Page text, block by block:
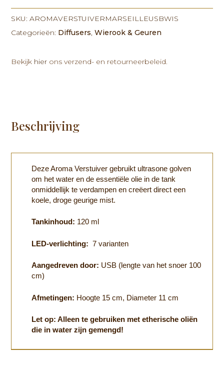
SKU:AROMAVERSTUIVERMARSEILLEUSBWIS
Categorieën: Diffusers,Wierook & Geuren
Bekijk hier ons verzend- en retourneerbeleid.
Beschrijving
Deze Aroma Verstuiver gebruikt ultrasone golven
om het water en de essentiële olie in de tank
onmiddellijk te verdampen en creëert direct een
koele, droge geurige mist.
Tankinhoud: 120 ml
LED-verlichting: 7 varianten
Aangedreven door: USB (lengte van het snoer 100
cm)
Afmetingen: Hoogte 15 cm, Diameter 11 cm
Let op: Alleen te gebruiken met etherische oliën
die in water zijn gemengd!